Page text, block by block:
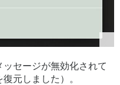
セージが無効化されて
元しました）。